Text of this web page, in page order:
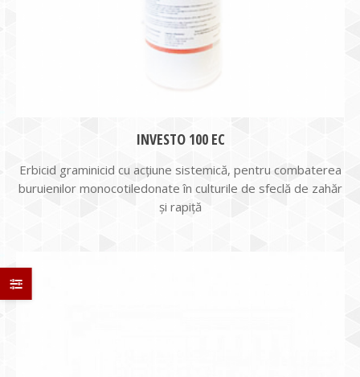
INVESTO 100 EC
Erbicid graminicid cu acţiune sistemică, pentru combaterea
buruienilor monocotiledonate în culturile de sfeclă de zahăr
și rapiță